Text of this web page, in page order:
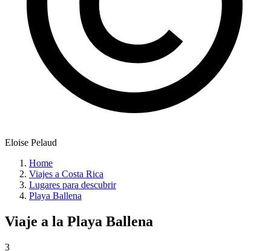
Eloise Pelaud
Home
Viajes a Costa Rica
Lugares para descubrir
Playa Ballena
Viaje a la Playa Ballena
3